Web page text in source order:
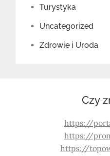
Turystyka
Uncategorized
Zdrowie i Uroda
Czy
https://
https://
https://